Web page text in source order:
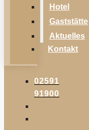
Hotel
Gaststätte
Aktuelles
Kontakt
02591
91900